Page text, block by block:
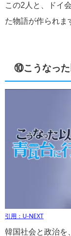
この2人と、ドイ
た物語が作られま
⑩こうなった
引用：U-NEXT
韓国社会と政治を